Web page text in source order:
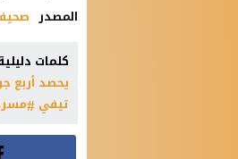
المصدر
كلمات
يحصد أربع
تيفي